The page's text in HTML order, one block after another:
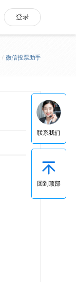
登录
/ 微信投票助手
联系我们
回到顶部